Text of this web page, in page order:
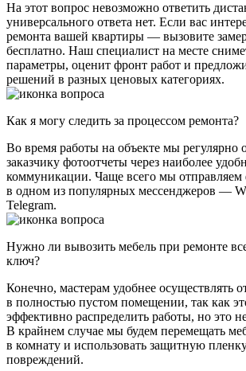
На этот вопрос невозможно ответить
универсального ответа нет. Если вас
ремонта вашей квартиры — вызовите
бесплатно. Наш специалист на месте
параметры, оценит фронт работ и
решений в разных ценовых категориях.
Как я могу следить за процессом ремонта?
Во время работы на объекте мы регулярно
заказчику фотоотчеты через наиболее
коммуникации. Чаще всего мы отправляем
в одном из популярных мессенджеров —
Telegram.
Нужно ли вывозить мебель при ремонте
ключ?
Конечно, мастерам удобнее осуществлять
в полностью пустом помещении, так как
эффективно распределить работы, но это
В крайнем случае мы будем перемещать
в комнату и использовать защитную
повреждений.